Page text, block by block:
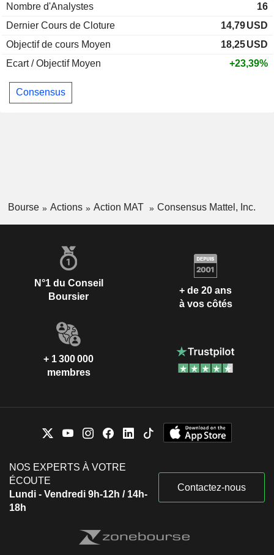
Nombre d'Analystes
16
Dernier Cours de Cloture
14,79USD
Objectif de cours Moyen
18,25USD
Ecart / Objectif Moyen
+23,39%
Consensus
Bourse Actions Action MAT Consensus Mattel, Inc.
N°1 du Conseil
Boursier
+ de 20 ans
à vos côtés
+ 1 300 000
membres
NOS EXPERTS À VOTRE
ÉCOUTE
Lundi - Vendredi 9h-12h / 14h-
18h
Contactez-nous